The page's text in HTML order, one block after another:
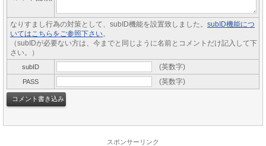
なりすまし行為の対策として、subID機能を設置致しました。 subID機能につ
いてはこちらをご参照下さい。
（subIDが必要ない方は、今までと同じように名前とコメントだけ記入して下
さい。）
subID (英数字)
PASS (英数字)
スポンサーリンク